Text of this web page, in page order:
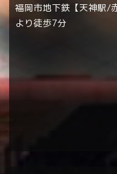
福岡市地下鉄【天神駅/
より徒歩7分